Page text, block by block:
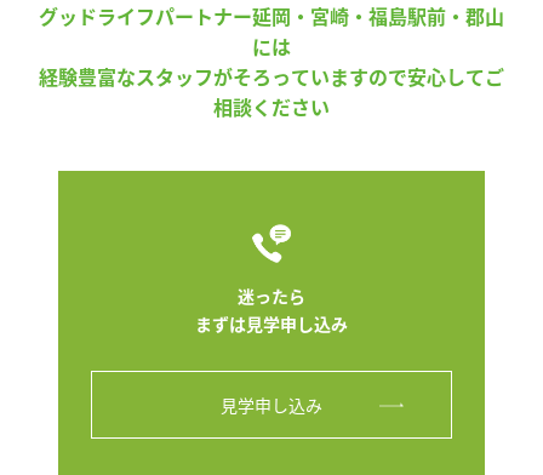
グッドライフパートナー延岡・宮崎・福島駅前・郡山
には
経験豊富なスタッフがそろっていますので安心してご
相談ください
迷ったら
まずは見学申し込み
見学申し込み